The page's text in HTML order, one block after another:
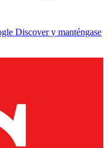
Discover y manténgase